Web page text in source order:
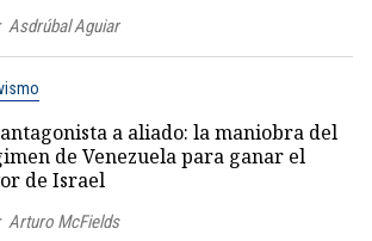
Asdrúbal Aguiar
a aliado: la maniobra del
de Venezuela para ganar el
de Israel
Arturo McFields